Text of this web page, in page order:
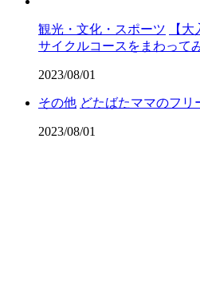
観光・文化・スポーツ
【
サイクルコースをまわって
2023/08/01
その他 どたばたママのフリ
2023/08/01